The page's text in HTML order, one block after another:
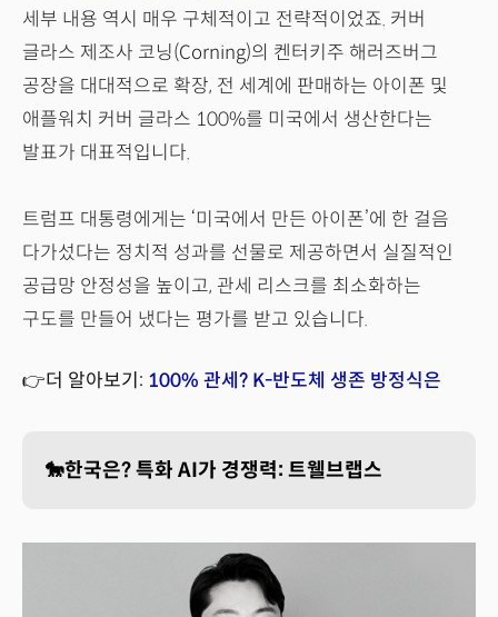
세부 내용 역시 매우 구체적이고 전략적이었죠. 커버
글라스 제조사 코닝(Corning)의 켄터키주 해러즈버그
공장을 대대적으로 확장, 전 세계에 판매하는 아이폰 및
애플워치 커버 글라스 100%를 미국에서 생산한다는
발표가 대표적입니다.
트럼프 대통령에게는 ‘미국에서 만든 아이폰’에 한 걸음
다가섰다는 정치적 성과를 선물로 제공하면서 실질적인
공급망 안정성을 높이고, 관세 리스크를 최소화하는
구도를 만들어 냈다는 평가를 받고 있습니다.
👉더 알아보기: 100% 관세? K-반도체 생존 방정식은
🐎한국은? 특화 AI가 경쟁력: 트웰브랩스